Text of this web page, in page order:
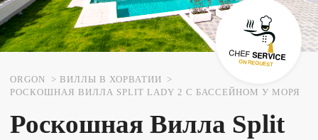
ORGON
ВИЛЛЫ В ХОРВАТИИ
РОСКОШНАЯ ВИЛЛА SPLIT LADY 2 С БАССЕЙНОМ У МОРЯ
Роскошная Вилла Split